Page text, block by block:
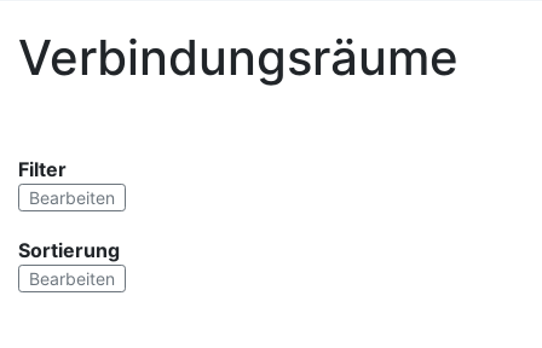
Verbindungsräume
Filter
Bearbeiten
Sortierung
Bearbeiten